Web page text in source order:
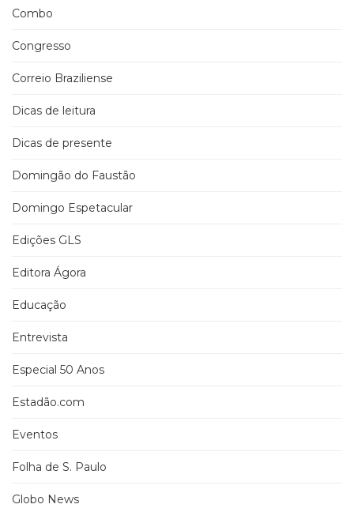
Combo
Congresso
Correio Braziliense
Dicas de leitura
Dicas de presente
Domingão do Faustão
Domingo Espetacular
Edições GLS
Editora Ágora
Educação
Entrevista
Especial 50 Anos
Estadão.com
Eventos
Folha de S. Paulo
Globo News